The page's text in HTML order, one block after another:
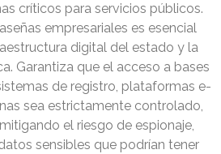
críticos para servicios públicos.
empresariales es esencial
digital del estado y la
Garantiza que el acceso a bases
de registro, plataformas e-
sea estrictamente controlado,
el riesgo de espionaje,
sensibles que podrían tener